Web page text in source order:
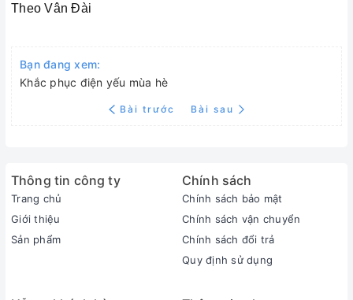
Theo Vân Đài
Bạn đang xem:
Khắc phục điện yếu mùa hè
Bài trước Bài sau
Thông tin công ty
Trang chủ
Giới thiệu
Sản phẩm
Chính sách
Chính sách bảo mật
Chính sách vận chuyển
Chính sách đổi trả
Quy định sử dụng